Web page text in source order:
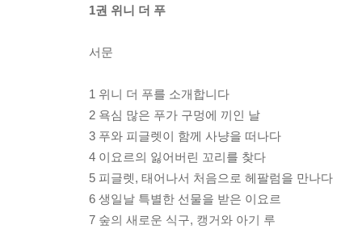
1권 위니 더 푸
서문
1 위니 더 푸를 소개합니다
2 욕심 많은 푸가 구멍에 끼인 날
3 푸와 피글렛이 함께 사냥을 떠나다
4 이요르의 잃어버린 꼬리를 찾다
5 피글렛, 태어나서 처음으로 헤팔럼을 만나다
6 생일날 특별한 선물을 받은 이요르
7 숲의 새로운 식구, 캥거와 아기 루